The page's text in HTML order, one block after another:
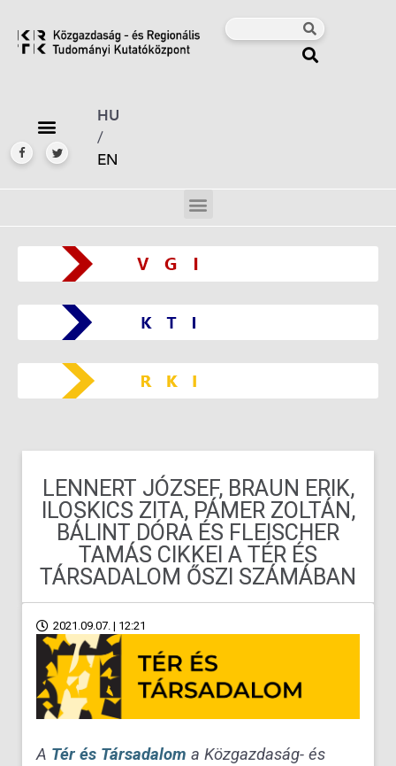
HU
/
EN
LENNERT JÓZSEF, BRAUN ERIK,
ILOSKICS ZITA, PÁMER ZOLTÁN,
BÁLINT DÓRA ÉS FLEISCHER
TAMÁS CIKKEI A TÉR ÉS
TÁRSADALOM ŐSZI SZÁMÁBAN
2021.09.07. | 12:21
A Tér és Társadalom a Közgazdaság- és